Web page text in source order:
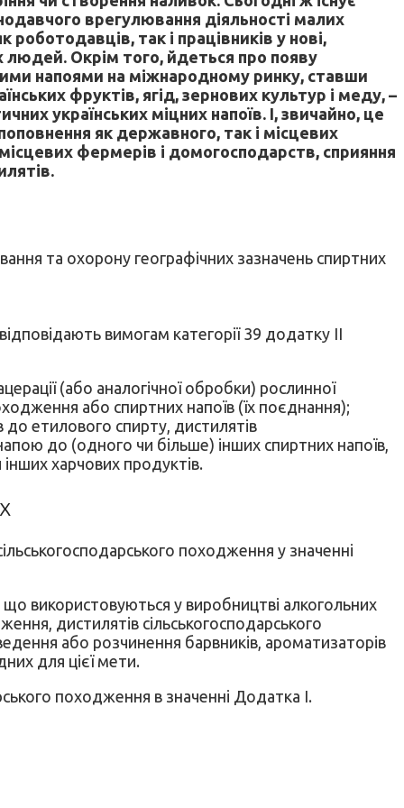
врегулювання діяльності малих
роботодавців, так і працівників у нові,
людей. Окрім того, йдеться про появу
напоями на міжнародному ринку, ставши
фруктів, ягід, зернових культур і меду, –
українських міцних напоїв. І, звичайно, це
як державного, так і місцевих
фермерів і домогосподарств, сприяння
та охорону географічних зазначень спиртних
вимогам категорії 39 додатку ІІ
(або аналогічної обробки) рослинної
або спиртних напоїв (їх поєднання);
до етилового спирту, дистилятів
до (одного чи більше) інших спиртних напоїв,
харчових продуктів.
походження у значенні
використовуються у виробництві алкогольних
дистилятів сільськогосподарського
або розчинення барвників, ароматизаторів
для цієї мети.
походження в значенні Додатка I.